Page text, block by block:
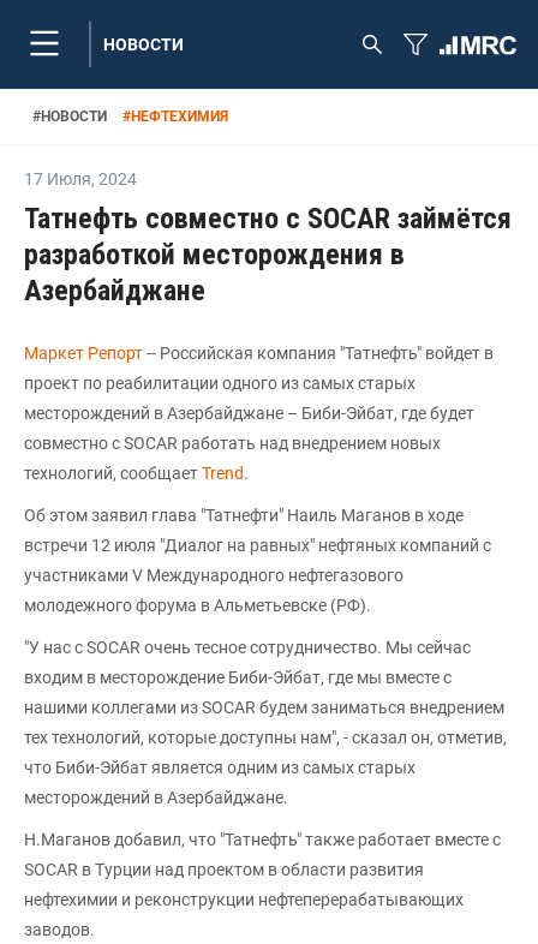
НОВОСТИ
#НОВОСТИ #НЕФТЕХИМИЯ
17 Июля, 2024
Татнефть совместно с SOCAR займётся
разработкой месторождения в
Азербайджане
Маркет Репорт-- Российская компания "Татнефть" войдет в
проект по реабилитации одного из самых старых
месторождений в Азербайджане – Биби-Эйбат, где будет
совместно с SOCAR работать над внедрением новых
технологий, сообщаетTrend.
Об этом заявил глава "Татнефти" Наиль Маганов в ходе
встречи 12 июля "Диалог на равных" нефтяных компаний с
участниками V Международного нефтегазового
молодежного форума в Альметьевске (РФ).
"У нас с SOCAR очень тесное сотрудничество. Мы сейчас
входим в месторождение Биби-Эйбат, где мы вместе с
нашими коллегами из SOCAR будем заниматься внедрением
тех технологий, которые доступны нам", - сказал он, отметив,
что Биби-Эйбат является одним из самых старых
месторождений в Азербайджане.
Н.Маганов добавил, что "Татнефть" также работает вместе с
SOCAR в Турции над проектом в области развития
нефтехимии и реконструкции нефтеперерабатывающих
заводов.